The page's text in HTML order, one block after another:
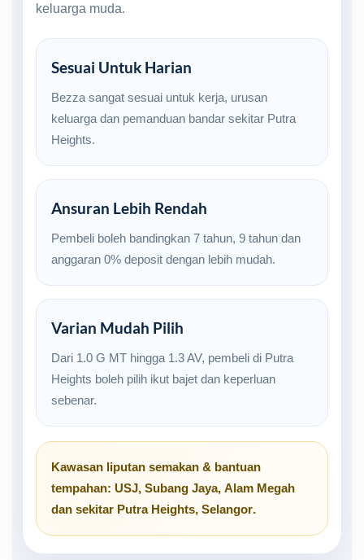
keluarga muda.
Sesuai Untuk Harian
Bezza sangat sesuai untuk kerja, urusan
keluarga dan pemanduan bandar sekitar Putra
Heights.
Ansuran Lebih Rendah
Pembeli boleh bandingkan 7 tahun, 9 tahun dan
anggaran 0% deposit dengan lebih mudah.
Varian Mudah Pilih
Dari 1.0 G MT hingga 1.3 AV, pembeli di Putra
Heights boleh pilih ikut bajet dan keperluan
sebenar.
Kawasan liputan semakan & bantuan
tempahan: USJ, Subang Jaya, Alam Megah
dan sekitar Putra Heights, Selangor.